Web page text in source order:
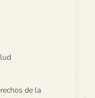
de la